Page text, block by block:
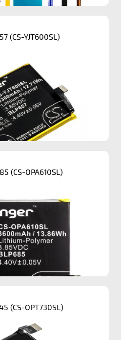
(CS-YJT600SL)
(CS-OPA610SL)
(CS-OPT730SL)